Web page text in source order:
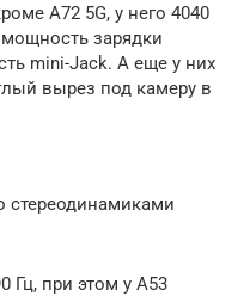
А72 5G, у него 4040
зарядки
mini-Jack. А еще у них
вырез под камеру в
стереодинамиками
Гц, при этом у A53